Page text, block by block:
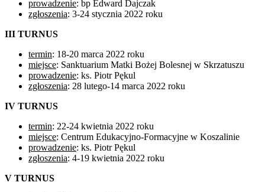
prowadzenie: bp Edward Dajczak
zgłoszenia: 3-24 stycznia 2022 roku
III TURNUS
termin: 18-20 marca 2022 roku
miejsce: Sanktuarium Matki Bożej Bolesnej w Skrzatuszu
prowadzenie: ks. Piotr Pękul
zgłoszenia: 28 lutego-14 marca 2022 roku
IV TURNUS
termin: 22-24 kwietnia 2022 roku
miejsce: Centrum Edukacyjno-Formacyjne w Koszalinie
prowadzenie: ks. Piotr Pękul
zgłoszenia: 4-19 kwietnia 2022 roku
V TURNUS